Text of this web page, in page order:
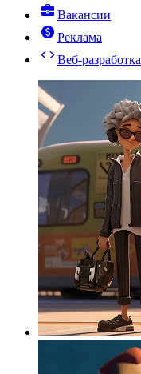
Вакансии
Реклама
Веб-разработка